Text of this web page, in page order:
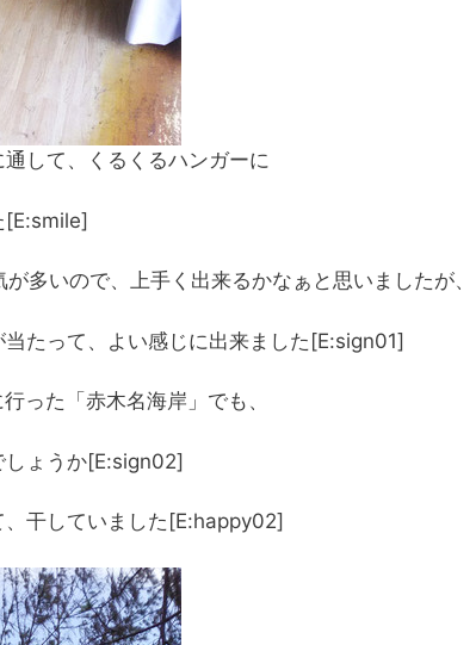
して、くるくるハンガーに
多いので、上手く出来るかなぁと思いましたが、
当たって、よい感じに出来ました[E:sign01]
った「赤木名海岸」でも、
ょうか[E:sign02]
干していました[E:happy02]